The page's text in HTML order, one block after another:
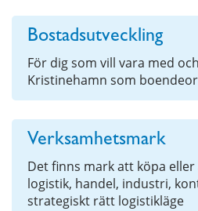
Bostadsutveckling
För dig som vill vara med
Kristinehamn som
Verksamhetsmark
Det finns mark att köpa
logistik, handel, industri,
strategiskt rätt logistikläge